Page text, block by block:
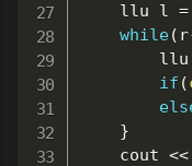
	llu l
=
while( r
if (
}
	cout
<<